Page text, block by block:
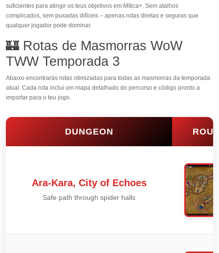
suficientes para atingir os teus objetivos em Mítica+. Sem atalhos
complicados, sem puxadas difíceis – apenas rotas diretas e seguras que
qualquer jogador pode dominar.
🏰 Rotas de Masmorras WoW
TWW Temporada 3
Abaixo encontrarás rotas otimizadas para todas as masmorras da temporada
atual. Cada rota inclui um mapa detalhado do percurso e código pronto a
importar para o teu jogo.
DUNGEON
Ara-Kara, City of Echoes
Safe path through spider halls